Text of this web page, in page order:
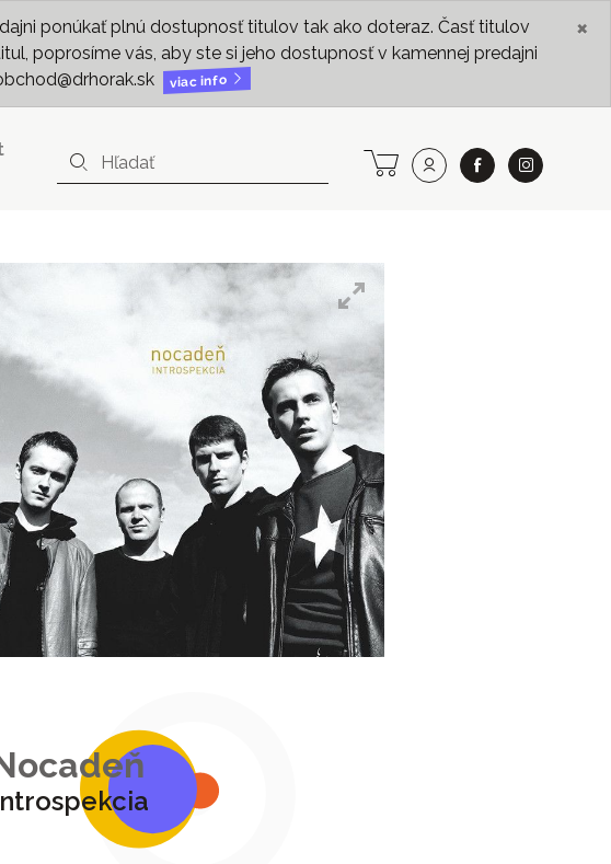
ponúkať plnú dostupnosť titulov tak ako doteraz. Časť titulov
poprosíme vás, aby ste si jeho dostupnosť v kamennej predajni
viac info
×